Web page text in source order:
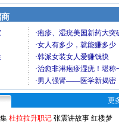
更
杜拉拉升职记 张震讲故事 红楼梦